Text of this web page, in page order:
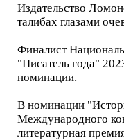
Издательство
талибах глазами
Финалист
"Писатель года"
номинации.
В номинации
Международного
литературная